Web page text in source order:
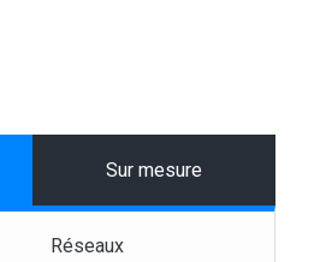
CISCO ESA
Sur mesure
Réseaux